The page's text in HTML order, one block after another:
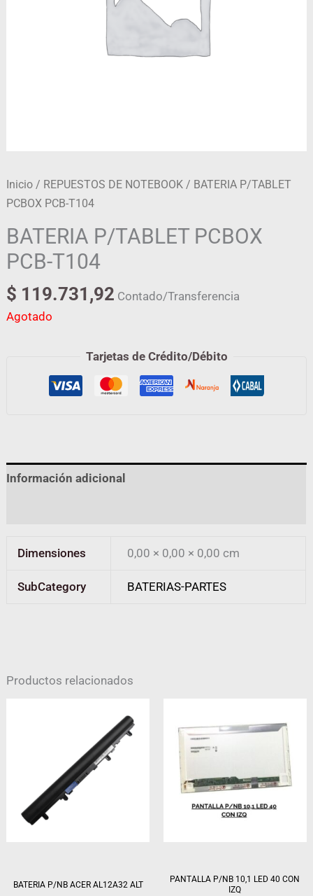
Inicio / REPUESTOS DE NOTEBOOK / BATERIA P/TABLET
PCBOX PCB-T104
BATERIA P/TABLET PCBOX
PCB-T104
$ 119.731,92 Contado/Transferencia
Agotado
Tarjetas de Crédito/Débito
Información adicional
Dimensiones 0,00 × 0,00 × 0,00 cm
SubCategory BATERIAS-PARTES
Productos relacionados
BATERIA P/NB ACER AL12A32 ALT
PANTALLA P/NB 10,1 LED 40 CON
IZQ